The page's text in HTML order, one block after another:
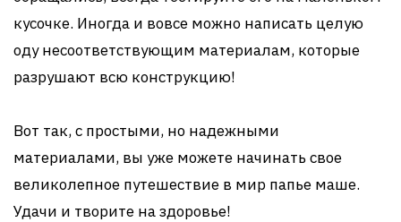
кусочке. Иногда и вовсе можно написать целую
оду несоответствующим материалам, которые
разрушают всю конструкцию!
Вот так, с простыми, но надежными
материалами, вы уже можете начинать свое
великолепное путешествие в мир папье маше.
Удачи и творите на здоровье!